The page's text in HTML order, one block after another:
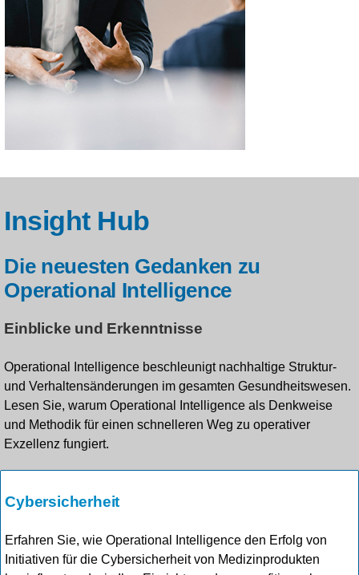
Insight Hub
Die neuesten Gedanken zu
Operational Intelligence
Einblicke und Erkenntnisse
Operational Intelligence beschleunigt nachhaltige Struktur-
und Verhaltensänderungen im gesamten Gesundheitswesen.
Lesen Sie, warum Operational Intelligence als Denkweise
und Methodik für einen schnelleren Weg zu operativer
Exzellenz fungiert.
Cybersicherheit
Erfahren Sie, wie Operational Intelligence den Erfolg von
Initiativen für die Cybersicherheit von Medizinprodukten